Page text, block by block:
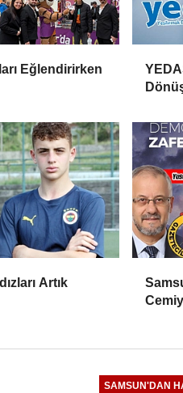
Eğlendirirken
Artık
SAMSUN'DAN